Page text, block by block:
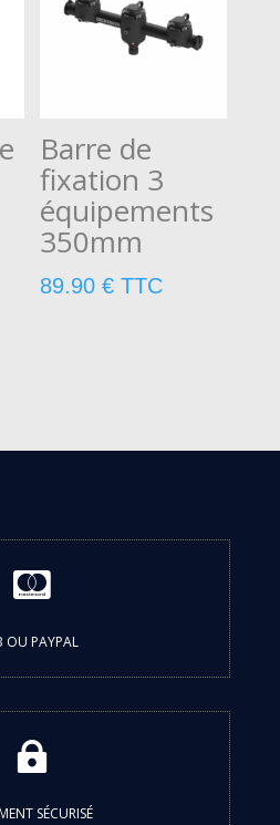
Barre de
fixation 3
équipements
350mm
89.90€ TTC

OU PAYPAL

SÉCURISÉ